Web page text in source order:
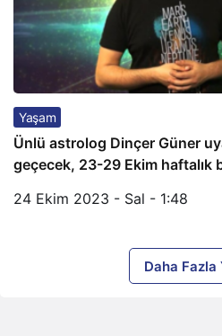
Yaşam
Ünlü astrolog Dinçer Güner
geçecek, 23-29 Ekim haftalık
24 Ekim 2023 - Sal - 1:48
Daha Fazla